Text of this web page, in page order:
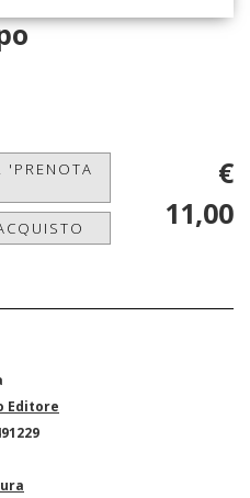
'PRENOTA
€
11,00
Editore